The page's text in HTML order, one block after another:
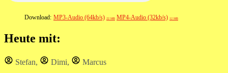
Download: MP3-Audio (64kb/s) 22 MB MP4-Audio (32kb/s) 12 MB
Heute mit:
Stefan, Dimi, Marcus